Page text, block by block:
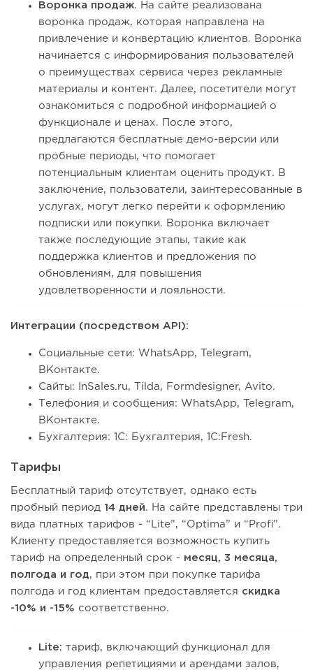
Воронка продаж. На сайте реализована
воронка продаж, которая направлена на
привлечение и конвертацию клиентов. Воронка
начинается с информирования пользователей
о преимуществах сервиса через рекламные
материалы и контент. Далее, посетители могут
ознакомиться с подробной информацией о
функционале и ценах. После этого,
предлагаются бесплатные демо-версии или
пробные периоды, что помогает
потенциальным клиентам оценить продукт. В
заключение, пользователи, заинтересованные в
услугах, могут легко перейти к оформлению
подписки или покупки. Воронка включает
также последующие этапы, такие как
поддержка клиентов и предложения по
обновлениям, для повышения
удовлетворенности и лояльности.
Интеграции (посредством API):
Социальные сети: WhatsApp, Telegram,
ВКонтакте.
Сайты: InSales.ru, Tilda, Formdesigner, Avito.
Телефония и сообщения: WhatsApp, Telegram,
ВКонтакте.
Бухгалтерия: 1С: Бухгалтерия, 1С:Fresh.
Тарифы
Бесплатный тариф отсутствует, однако есть
пробный период 14 дней. На сайте представлены три
вида платных тарифов - “Lite”, “Optima” и “Profi”.
Клиенту предоставляется возможность купить
тариф на определенный срок - месяц, 3 месяца,
полгода и год, при этом при покупке тарифа
полгода и год клиентам предоставляется скидка
-10% и -15% соответственно.
Lite: тариф, включающий функционал для
управления репетициями и арендами залов,